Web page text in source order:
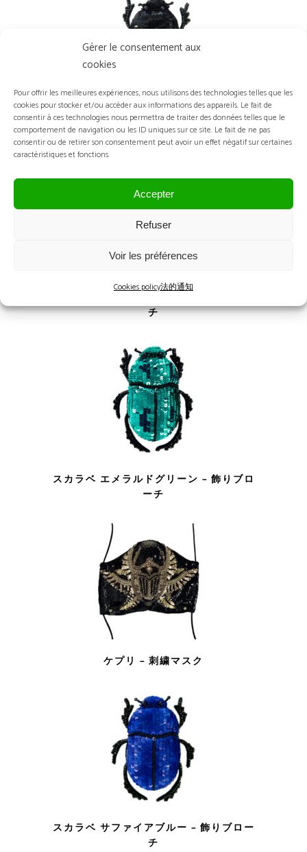
Gérer le consentement aux
cookies
Pour offrir les meilleures expériences, nous utilisons des technologies telles que les
cookies pour stocker et/ou accéder aux informations des appareils. Le fait de
consentir à ces technologies nous permettra de traiter des données telles que le
comportement de navigation ou les ID uniques sur ce site. Le fait de ne pas
consentir ou de retirer son consentement peut avoir un effet négatif sur certaines
caractéristiques et fonctions.
Accepter
Refuser
Voir les préférences
Cookies policy法的通知
スカラベ ブラック – 飾りブローチ
チ
スカラベ エメラルドグリーン – 飾りブロ
ーチ
ケプリ – 刺繍マスク
スカラベ サファイアブルー – 飾りブロー
チ